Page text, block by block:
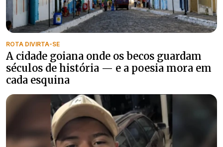
ROTA DIVIRTA-SE
A cidade goiana onde os becos guardam
séculos de história — e a poesia mora em
cada esquina